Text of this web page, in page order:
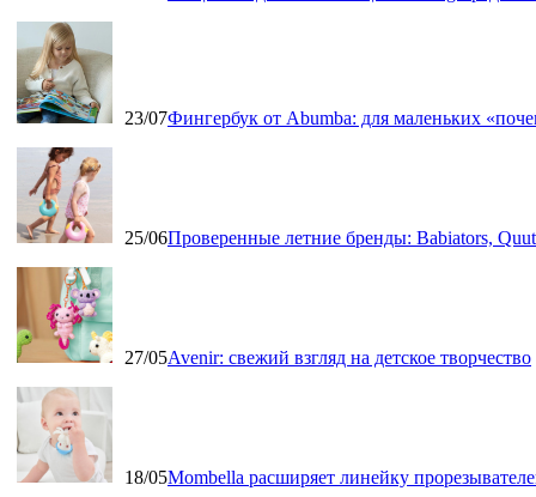
23/07Фингербук от Abumba: для маленьких
25/06Проверенные летние бренды: Babiators,
27/05Avenir: свежий взгляд на детское творчество
18/05Mombella расширяет линейку